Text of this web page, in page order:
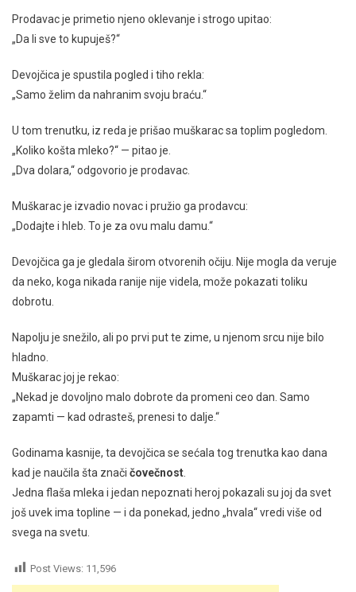
Prodavac je primetio njeno oklevanje i strogo upitao:
„Da li sve to kupuješ?“
Devojčica je spustila pogled i tiho rekla:
„Samo želim da nahranim svoju braću.“
U tom trenutku, iz reda je prišao muškarac sa toplim pogledom.
„Koliko košta mleko?“ — pitao je.
„Dva dolara,“ odgovorio je prodavac.
Muškarac je izvadio novac i pružio ga prodavcu:
„Dodajte i hleb. To je za ovu malu damu.“
Devojčica ga je gledala širom otvorenih očiju. Nije mogla da veruje
da neko, koga nikada ranije nije videla, može pokazati toliku
dobrotu.
Napolju je snežilo, ali po prvi put te zime, u njenom srcu nije bilo
hladno.
Muškarac joj je rekao:
„Nekad je dovoljno malo dobrote da promeni ceo dan. Samo
zapamti — kad odrasteš, prenesi to dalje.“
Godinama kasnije, ta devojčica se sećala tog trenutka kao dana
kad je naučila šta znači čovečnost
Jedna flaša mleka i jedan nepoznati heroj pokazali su joj da svet
još uvek ima topline — i da ponekad, jedno „hvala“ vredi više od
svega na svetu.
Post Views: 11,596